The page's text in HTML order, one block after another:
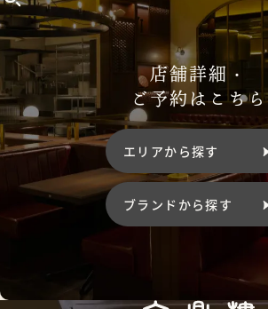
店舗詳細・
ご予約はこちら
エリアから探す
ブランドから探す